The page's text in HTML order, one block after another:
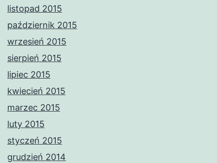
listopad 2015
październik 2015
wrzesień 2015
sierpień 2015
lipiec 2015
kwiecień 2015
marzec 2015
luty 2015
styczeń 2015
grudzień 2014